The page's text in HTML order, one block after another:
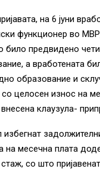
на 6 јуни
функционер во
било предвидено
а вработената
образование и
целосен износ на
клаузула-
избегнат
на месечна плата
со што